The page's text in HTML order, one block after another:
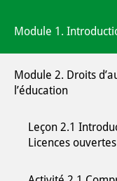
Module 1.
Module 2. Droits
l’éducation
Leçon 2.1
Licences ouvertes